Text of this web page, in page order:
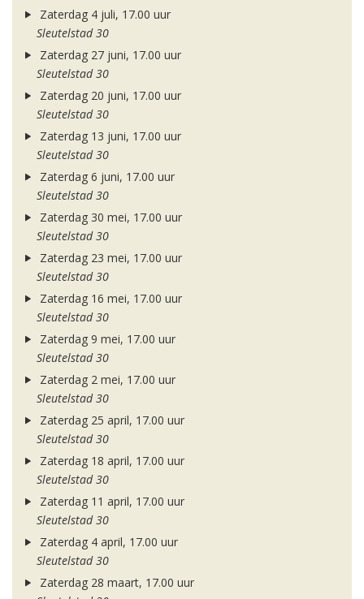
Zaterdag 4 juli, 17.00 uur
Sleutelstad 30
Zaterdag 27 juni, 17.00 uur
Sleutelstad 30
Zaterdag 20 juni, 17.00 uur
Sleutelstad 30
Zaterdag 13 juni, 17.00 uur
Sleutelstad 30
Zaterdag 6 juni, 17.00 uur
Sleutelstad 30
Zaterdag 30 mei, 17.00 uur
Sleutelstad 30
Zaterdag 23 mei, 17.00 uur
Sleutelstad 30
Zaterdag 16 mei, 17.00 uur
Sleutelstad 30
Zaterdag 9 mei, 17.00 uur
Sleutelstad 30
Zaterdag 2 mei, 17.00 uur
Sleutelstad 30
Zaterdag 25 april, 17.00 uur
Sleutelstad 30
Zaterdag 18 april, 17.00 uur
Sleutelstad 30
Zaterdag 11 april, 17.00 uur
Sleutelstad 30
Zaterdag 4 april, 17.00 uur
Sleutelstad 30
Zaterdag 28 maart, 17.00 uur